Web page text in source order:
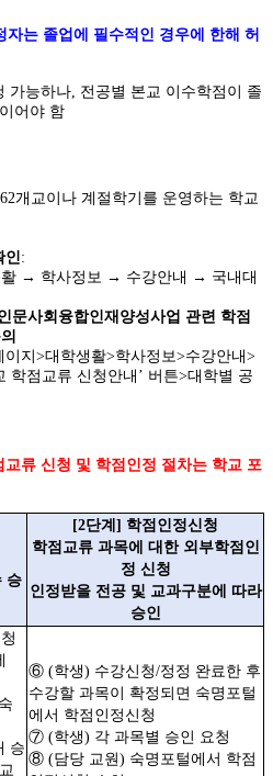
자는 졸업에 필수적인 경우에 한해 허
가능하나, 전공별 본교 이수학점이 졸
어야 함
개교이나 계절학기를 운영하는 학교
인:
→ 학사정보 → 수강안내 → 국내대
문사회융합인재양성사업 관련 학점
이지>대학생활>학사정보>수강안내>
학점교류 신청안내’ 버튼>대학별 공
교류 신청 및 학점인정 절차는 학교 포
승
[2단계 ] 학점인정신청
학점교류 과목에 대한 외부학점인
정 신청
인정받을 전공 및 교과구분에 따라
승인
숙
승
⑥ (학생) 수강신청/정정 완료한 후
수강할 과목이 확정되면 숙명포털
에서 학점인정신청
⑦ (학생) 각 과목별 승인 요청
⑧ (담당 교원) 숙명포털에서 학점